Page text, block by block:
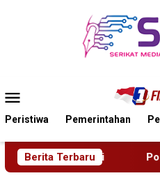
Mobile
Peristiwa Pemerintahan
Berita Terbaru
Berhasil Ungkap